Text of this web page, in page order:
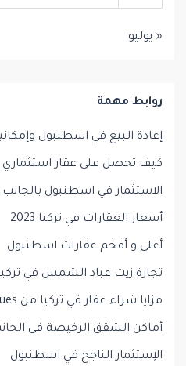
« يوليو
روابط مهمة
إعادة البيع في اسطنبول
كيف تحصل على عقار
الاستثمار في اسطنبول بالجانب
أسعار العقارات في تركيا 2023
أغلى و أفخم عقارات اسطنبول
تجارة زيت عباد الشمس في
مزايا شراء عقار في تركيا من Diamond Houes
أماكن الشقق الرخيصة في
الإستثمار الناجح في اسطنبول